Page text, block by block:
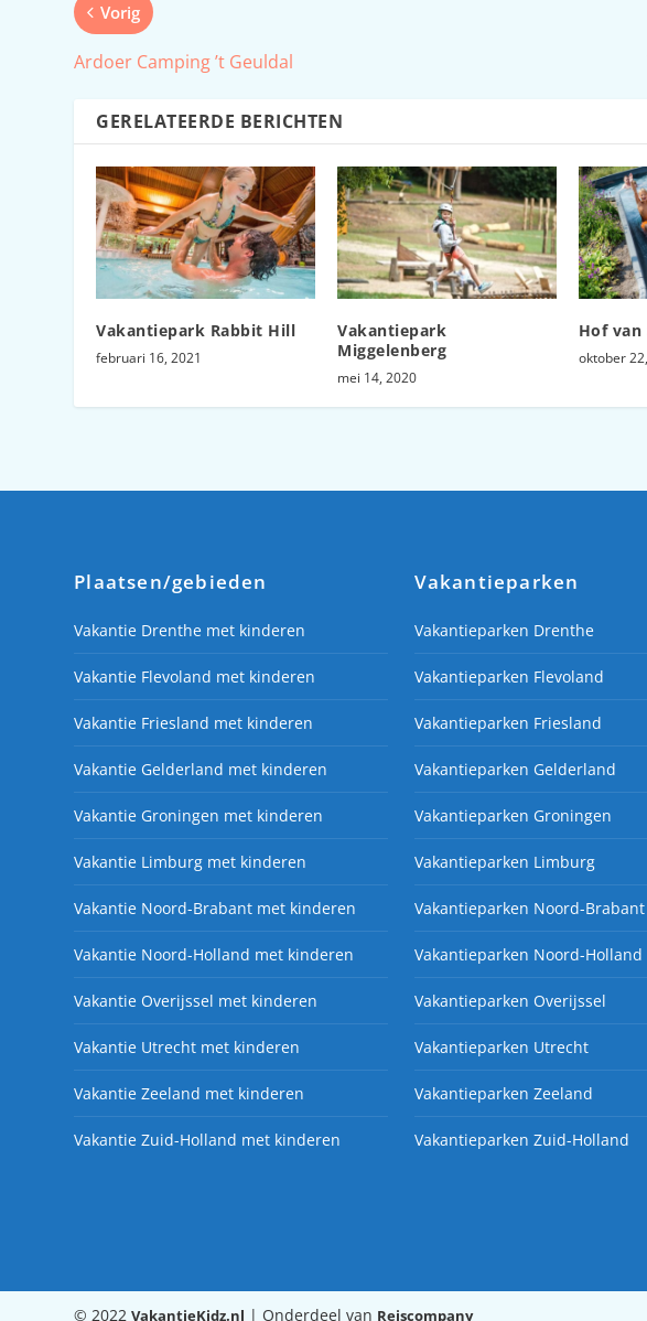
Vorig
Ardoer Camping ’t Geuldal
GERELATEERDE BERICHTEN
Vakantiepark Rabbit Hill
februari 16, 2021
Vakantiepark
Miggelenberg
mei 14, 2020
Hof van
oktober
Plaatsen/gebieden
Vakantie Drenthe met kinderen
Vakantie Flevoland met kinderen
Vakantie Friesland met kinderen
Vakantie Gelderland met kinderen
Vakantie Groningen met kinderen
Vakantie Limburg met kinderen
Vakantie Noord-Brabant met kinderen
Vakantie Noord-Holland met kinderen
Vakantie Overijssel met kinderen
Vakantie Utrecht met kinderen
Vakantie Zeeland met kinderen
Vakantie Zuid-Holland met kinderen
Vakantieparken
Vakantieparken Drenthe
Vakantieparken Flevoland
Vakantieparken Friesland
Vakantieparken Gelderland
Vakantieparken Groningen
Vakantieparken Limburg
Vakantieparken Noord-Brabant
Vakantieparken Noord-Holland
Vakantieparken Overijssel
Vakantieparken Utrecht
Vakantieparken Zeeland
Vakantieparken Zuid-Holland
© 2022VakantieKidz.nl | Onderdeel van Reiscompany